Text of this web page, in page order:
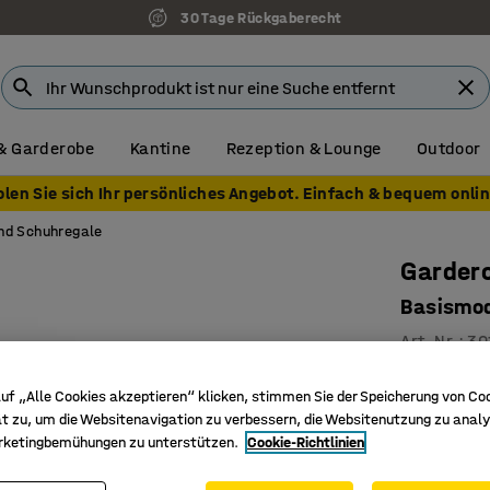
30 Tage Rückgaberecht
Garderobe Kantine Rezeption & Lounge Outdoor
Sie sich Ihr persönliches Angebot. Einfach & bequem
Schuhregale
Art. Nr.:
Die
Wird
Hut- und
„Alle Cookies akzeptieren“ klicken, stimmen Sie der Speicherung von
zu, um die Websitenavigation zu verbessern, die Websitenutzung zu
zu unterstützen. Cookie-Richtlinien